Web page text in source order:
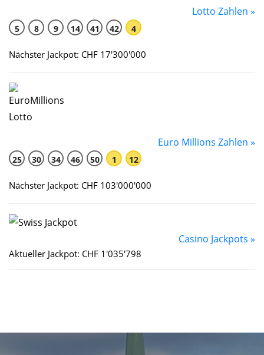
Lotto Zahlen »
5 8 9 14 41 42 4
Nächster Jackpot: CHF 17'300'000
Euro Millions Zahlen »
25 30 34 46 50 1 12
Nächster Jackpot: CHF 103'000'000
Casino Jackpots »
Aktueller Jackpot: CHF 1'035'798